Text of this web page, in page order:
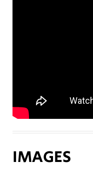
IMAGES